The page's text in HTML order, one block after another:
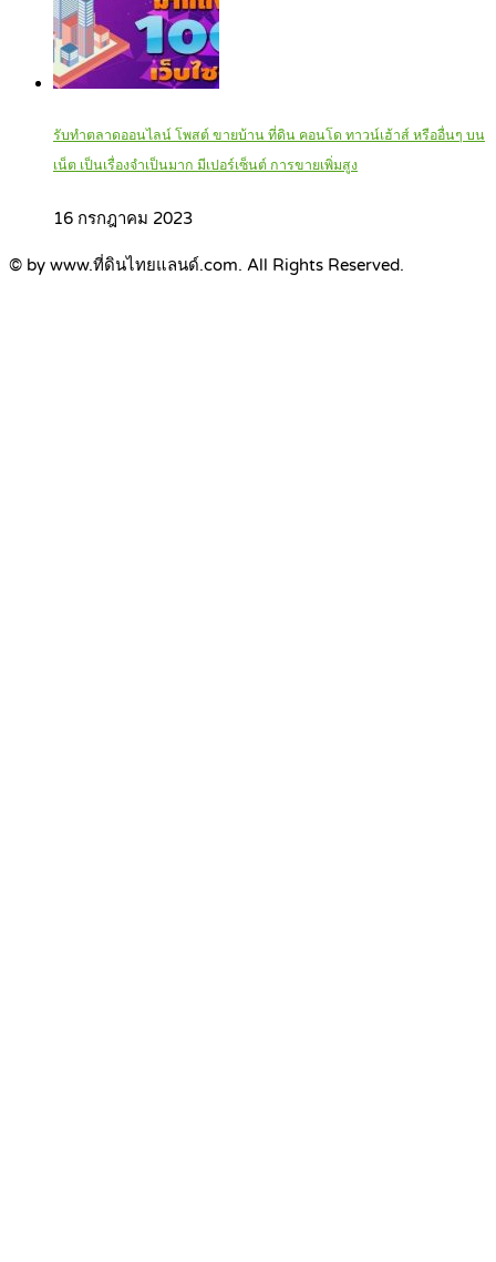
รับทำตลาดออนไลน์ โพสต์ ขายบ้าน ที่ดิน คอนโด ทาวน์เฮ้าส์ หรืออื่นๆ บน
เน็ต เป็นเรื่องจำเป็นมาก มีเปอร์เซ็นต์ การขายเพิ่มสูง
16 กรกฎาคม 2023
© by www.ที่ดินไทยแลนด์.com. All Rights Reserved.